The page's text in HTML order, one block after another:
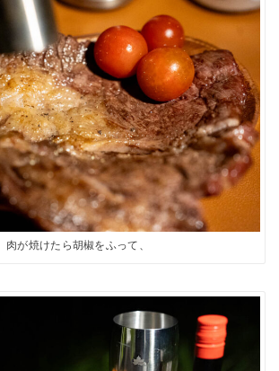
肉が焼けたら胡椒をふって、